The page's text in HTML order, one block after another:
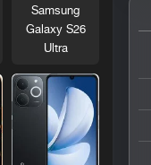
Samsung
Galaxy S26
Ultra